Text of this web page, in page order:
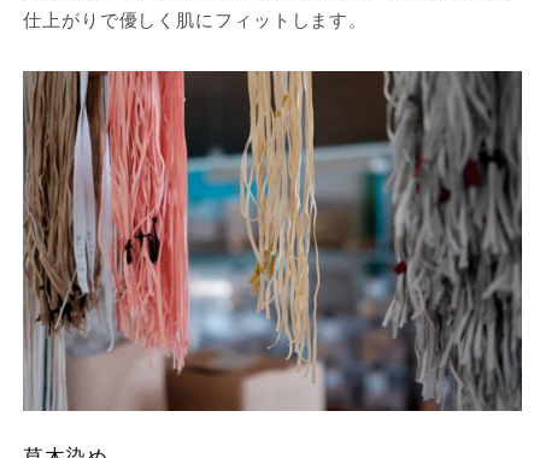
仕上がりで優しく肌にフィットします。